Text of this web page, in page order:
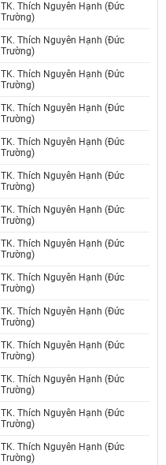
TK. Thích Nguyên Hạnh (Đức
Trường)
TK. Thích Nguyên Hạnh (Đức
Trường)
TK. Thích Nguyên Hạnh (Đức
Trường)
TK. Thích Nguyên Hạnh (Đức
Trường)
TK. Thích Nguyên Hạnh (Đức
Trường)
TK. Thích Nguyên Hạnh (Đức
Trường)
TK. Thích Nguyên Hạnh (Đức
Trường)
TK. Thích Nguyên Hạnh (Đức
Trường)
TK. Thích Nguyên Hạnh (Đức
Trường)
TK. Thích Nguyên Hạnh (Đức
Trường)
TK. Thích Nguyên Hạnh (Đức
Trường)
TK. Thích Nguyên Hạnh (Đức
Trường)
TK. Thích Nguyên Hạnh (Đức
Trường)
TK. Thích Nguyên Hạnh (Đức
Trường)